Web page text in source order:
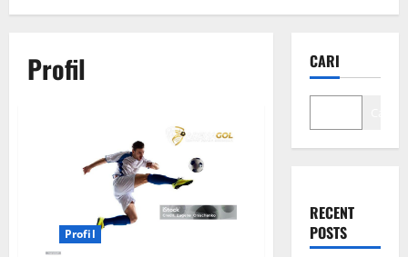
Profil
Profil
CARI
RECENT
POSTS